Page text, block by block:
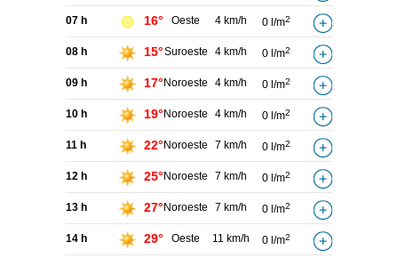
07 h 16° Oeste 4 km/h 0 l/m2
08 h 15°Suroeste 4 km/h 0 l/m2
09 h 17° Noroeste 4 km/h 0 l/m2
10 h 19° Noroeste 4 km/h 0 l/m2
11 h 22° Noroeste 7 km/h 0 l/m2
12 h 25° Noroeste 7 km/h 0 l/m2
13 h 27° Noroeste 7 km/h 0 l/m2
14 h 29° Oeste 11 km/h 0 l/m2